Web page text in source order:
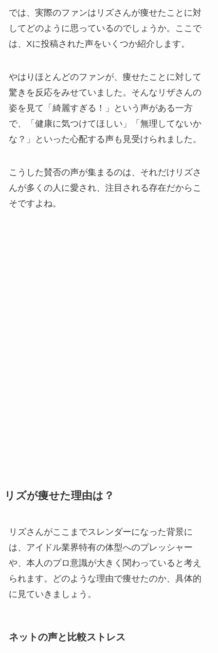
では、実際のファンはリズさんが痩せたことに対
してどのように思っているのでしょうか。ここで
は、Xに投稿された声をいくつか紹介します。
やはりほとんどのファンが、痩せたことに対して
驚きを反応をみせていました。そんなリザさんの
姿を見て「綺麗すぎる！」という声がある一方
で、「健康に気つけてほしい」「無理してないか
な？」といった心配する声も見受けられました。
こうした賛否の声が集まるのは、それだけリズさ
んが多くの人に愛され、注目される存在だからこ
そですよね。
リズが痩せた理由は？
リズさんがここまでスレンダーになった背景に
は、アイドル業界特有の体型へのプレッシャー
や、本人のプロ意識が大きく関わっていると考え
られます。どのような理由で痩せたのか、具体的
に見ていきましょう。
ネットの声と比較ストレス